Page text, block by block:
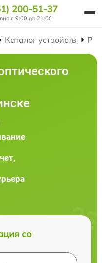
200-51-37
с 9:00 до 21:00
Каталог устройств
со